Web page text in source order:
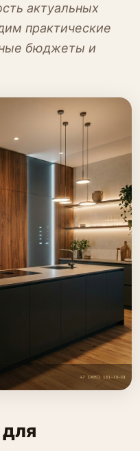
актуальных
практические
бюджеты и